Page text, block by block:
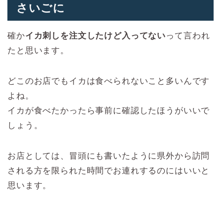
さいごに
確かイカ刺しを注文したけど入ってないって言われ
たと思います。
どこのお店でもイカは食べられないこと多いんです
よね。
イカが食べたかったら事前に確認したほうがいいで
しょう。
お店としては、冒頭にも書いたように県外から訪問
される方を限られた時間でお連れするのにはいいと
思います。